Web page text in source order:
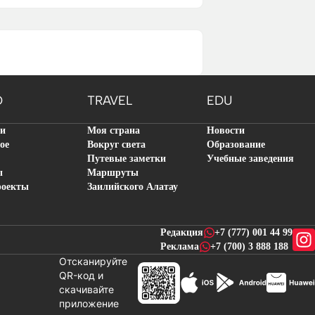
TRAVEL EDU
Моя страна
Вокруг света
Путевые заметки
Маршруты
Заилийского Алатау
Новости
Образование
Учебные заведения
Редакция
+7 (777) 001 44 99
Реклама
+7 (700) 3 888 188
Отсканируйте
QR-код и
скачивайте
приложениеновостей